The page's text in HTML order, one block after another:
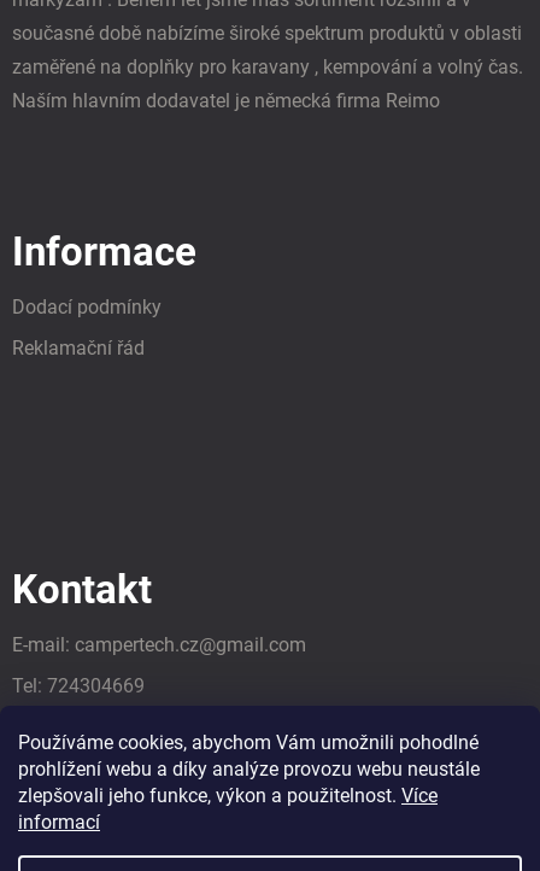
Používáme cookies, abychom Vám umožnili pohodlné
prohlížení webu a díky analýze provozu webu neustále
zlepšovali jeho funkce, výkon a použitelnost. Více
informací
současné době nabízíme široké spektrum produktů v oblasti
zaměřené na doplňky pro karavany , kempování a volný čas.
Naším hlavním dodavatel je německá firma Reimo
Informace
Dodací podmínky
Reklamační řád
Kontakt
E-mail: campertech.cz@gmail.com
Tel: 724304669